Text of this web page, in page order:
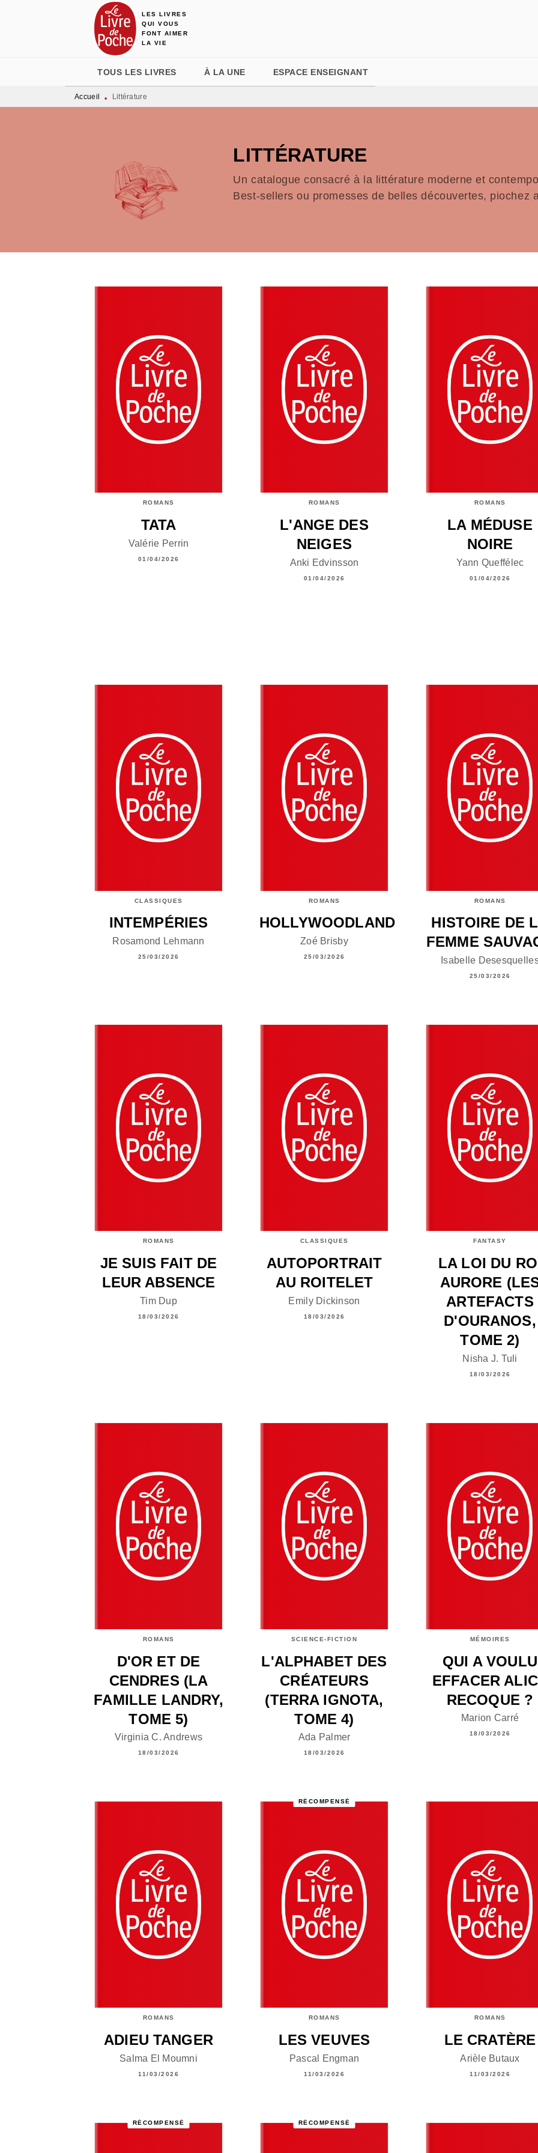
MENU RECHERCHE
LES LIVRES
QUI VOUS
FONT AIMER
LA VIE
TOUS LES LIVRES À LA UNE ESPACE ENSEIGNANT
Accueil • Littérature
LITTÉRATURE
Un catalogue consacré à la littérature moderne et
Best-sellers ou promesses de belles découvertes, piochez
ROMANS
TATA
Valérie Perrin
01/04/2026
ROMANS
L'ANGE DES
NEIGES
Anki Edvinsson
01/04/2026
ROMANS
LA MÉDUSE
NOIRE
Yann Queffélec
01/04/2026
CLASSIQUES
INTEMPÉRIES
Rosamond Lehmann
25/03/2026
ROMANS
HOLLYWOODLAND
Zoé Brisby
25/03/2026
ROMANS
HISTOIRE DE
FEMME
Isabelle
25/03/2026
ROMANS
JE SUIS FAIT DE
LEUR ABSENCE
Tim Dup
18/03/2026
CLASSIQUES
AUTOPORTRAIT
AU ROITELET
Emily Dickinson
18/03/2026
FANTASY
LA LOI DU
AURORE
ARTEFACTS
D'OURANOS,
TOME 2)
Nisha J. Tuli
18/03/2026
ROMANS
D'OR ET DE
CENDRES (LA
FAMILLE LANDRY,
TOME 5)
Virginia C. Andrews
18/03/2026
SCIENCE-FICTION
L'ALPHABET DES
CRÉATEURS
(TERRA IGNOTA,
TOME 4)
Ada Palmer
18/03/2026
MÉMOIRES
QUI A VOULU
EFFACER
RECOQUE ?
Marion Carré
18/03/2026
ROMANS
ADIEU TANGER
Salma El Moumni
11/03/2026
RÉCOMPENSÉ
ROMANS
LES VEUVES
Pascal Engman
11/03/2026
ROMANS
LE CRATÈRE
Arièle Butaux
11/03/2026
RÉCOMPENSÉ RÉCOMPENSÉ